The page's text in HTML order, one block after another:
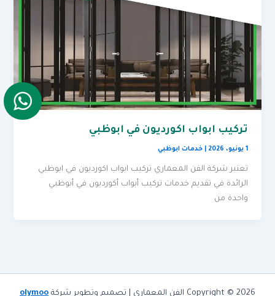
تركيب ابواب اكورديون في ابوظبي
1 يونيو، 2026 |خدمات ابوظبي
تعتبر شركة الفن المعماري تركيب ابواب اكورديون في ابوظبي
الرائدة في تقديم خدمات تركيب أبواب أكورديون في أبوظبي
واحدة من
Copyright © 2026 الفن المعماري | تصميم وتطوير شركة olymoo